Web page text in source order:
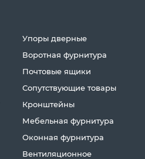
Упоры дверные
Воротная фурнитура
Почтовые ящики
Сопутствующие товары
Кронштейны
Мебельная фурнитура
Оконная фурнитура
Вентиляционное